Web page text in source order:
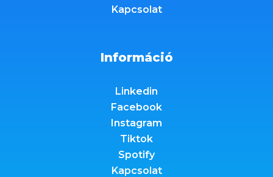
Kapcsolat
Információ
Linkedin
Facebook
Instagram
Tiktok
Spotify
Kapcsolat